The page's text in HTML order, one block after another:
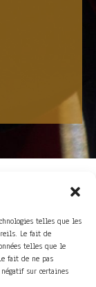
telles que les
Le fait de
telles que le
fait de ne pas
sur certaines